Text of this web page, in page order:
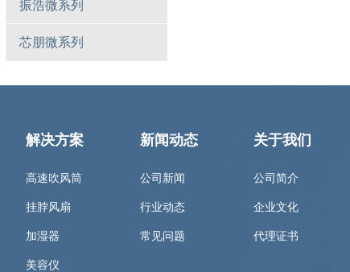
振浩微系列
芯朋微系列
解决方案
高速吹风筒
挂脖风扇
加湿器
美容仪
新闻动态
公司新闻
行业动态
常见问题
关于我们
公司简介
企业文化
代理证书